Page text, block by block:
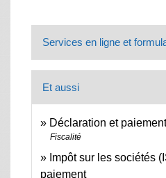
Services en ligne et
Et aussi
Déclaration et
Fiscalité
Impôt sur les sociétés
paiement